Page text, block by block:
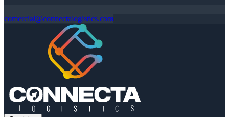
comercial@connectalogistics.com